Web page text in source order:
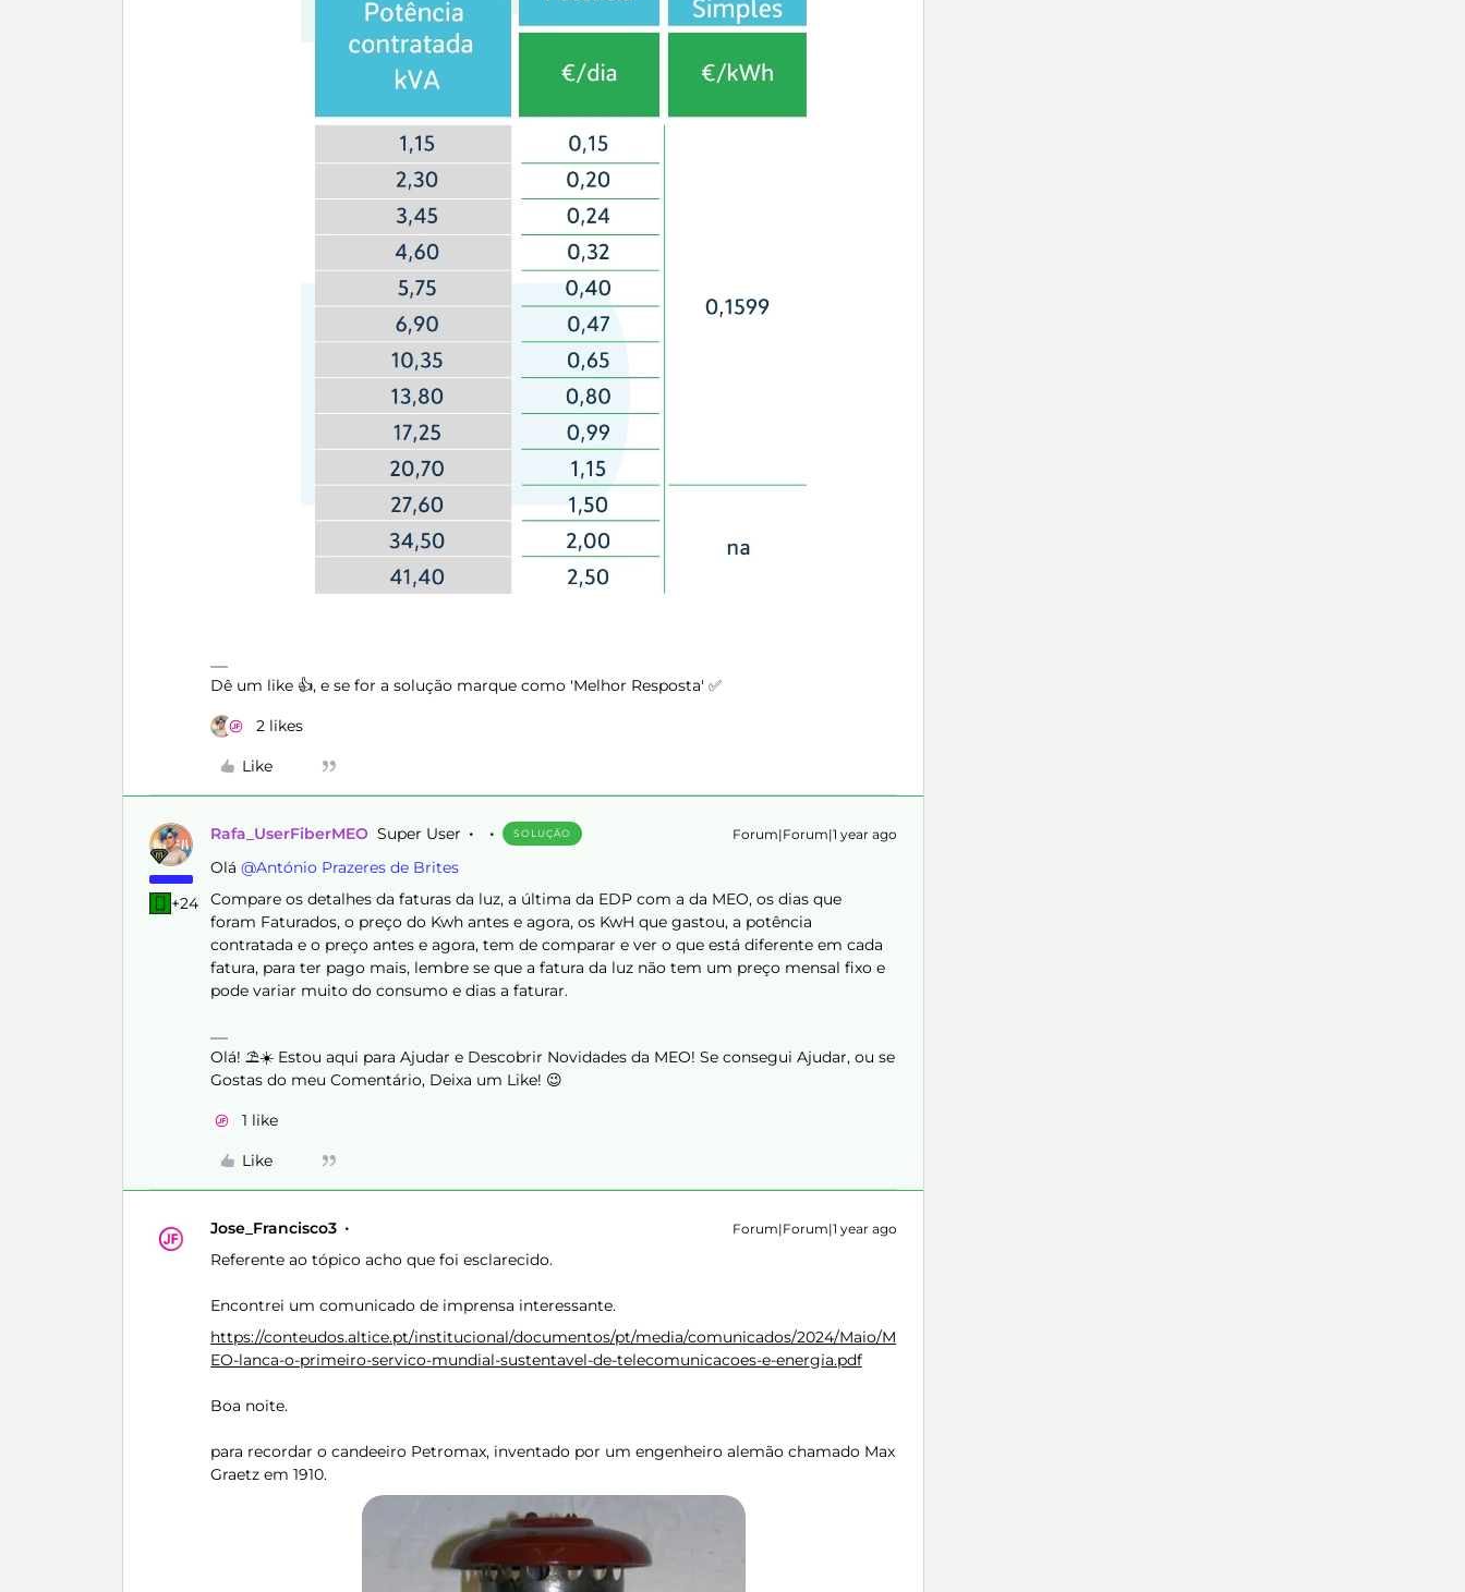
Dê um like 👍, e se for a solução marque como 'Melhor Resposta' ✅
2 likes
Like
+24
Rafa_UserFiberMEO Super User SOLUÇÃO Forum|Forum|1 year ago
Olá @António Prazeres de Brites
Compare os detalhes da faturas da luz, a última da EDP com a da MEO, os dias que
foram Faturados, o preço do Kwh antes e agora, os KwH que gastou, a potência
contratada e o preço antes e agora, tem de comparar e ver o que está diferente em cada
fatura, para ter pago mais, lembre se que a fatura da luz não tem um preço mensal fixo e
pode variar muito do consumo e dias a faturar.
Olá! ⛱️☀️ Estou aqui para Ajudar e Descobrir Novidades da MEO! Se consegui Ajudar, ou se
Gostas do meu Comentário, Deixa um Like! 😉
1 like
Like
Jose_Francisco3 Forum|Forum|1 year ago
Referente ao tópico acho que foi esclarecido.
Encontrei um comunicado de imprensa interessante.
https://conteudos.altice.pt/institucional/documentos/pt/media/comunicados/2024/Maio/M
EO-lanca-o-primeiro-servico-mundial-sustentavel-de-telecomunicacoes-e-energia.pdf
Boa noite.
para recordar o candeeiro Petromax, inventado por um engenheiro alemão chamado Max
Graetz em 1910.